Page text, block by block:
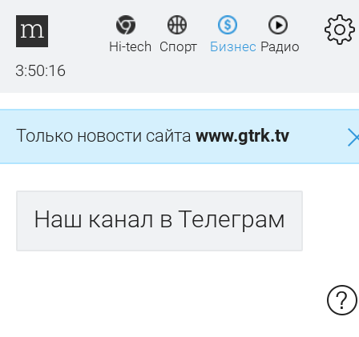
3:50:16
Hi-tech Спорт Бизнес Радио
Только новости сайта www.gtrk.tv
Наш канал в Телеграм